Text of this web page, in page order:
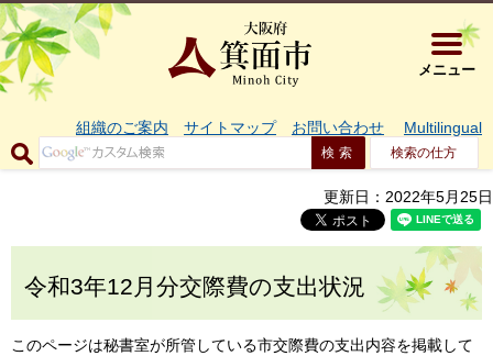
大阪府箕
メニュー
組織のご案内 サイトマップ お問い合わせ Multilingual
検索の仕方
更新日：2022年5月25日
令和3年12月分交際費の支出状況
このページは秘書室が所管している市交際費の支出内容を掲載して